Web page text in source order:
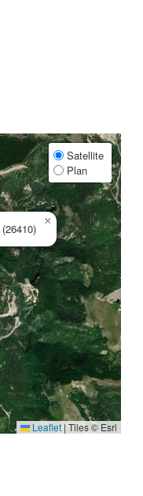
(26410)
×
Satellite
Plan
Leaflet | Tiles © Esri